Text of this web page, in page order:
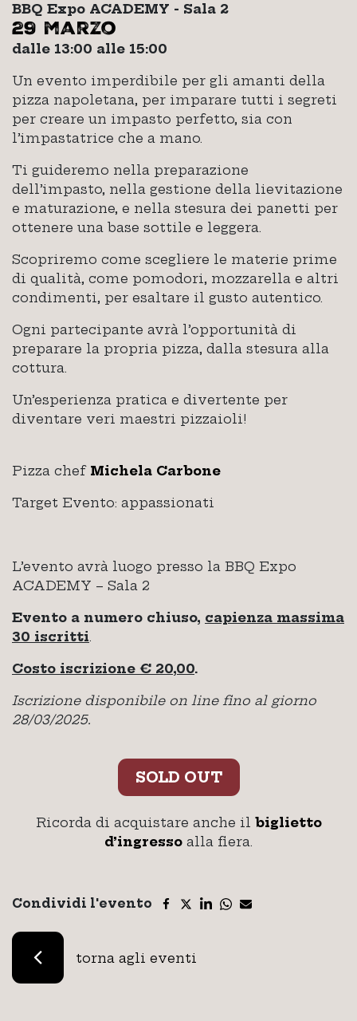
BBQ Expo ACADEMY - Sala 2
29 marzo
dalle 13:00 alle 15:00
Un evento imperdibile per gli amanti della
pizza napoletana, per imparare tutti i segreti
per creare un impasto perfetto, sia con
l’impastatrice che a mano.
Ti guideremo nella preparazione
dell’impasto, nella gestione della lievitazione
e maturazione, e nella stesura dei panetti per
ottenere una base sottile e leggera.
Scopriremo come scegliere le materie prime
di qualità, come pomodori, mozzarella e altri
condimenti, per esaltare il gusto autentico.
Ogni partecipante avrà l’opportunità di
preparare la propria pizza, dalla stesura alla
cottura.
Un’esperienza pratica e divertente per
diventare veri maestri pizzaioli!
Pizza chef Michela Carbone
Target Evento: appassionati
L’evento avrà luogo presso la BBQ Expo
ACADEMY – Sala 2
Evento a numero chiuso, capienza massima
30 iscritti.
Costo iscrizione € 20,00.
Iscrizione disponibile on line fino al giorno
28/03/2025.
SOLD OUT
Ricorda di acquistare anche il biglietto
d’ingresso alla fiera.
Condividi l'evento
torna agli eventi